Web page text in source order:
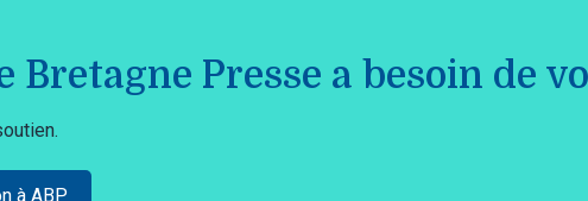
Bretagne Presse a besoin de
à ABP